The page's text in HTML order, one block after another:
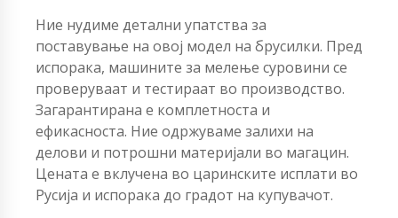
Ние нудиме детални упатства за
поставување на овој модел на брусилки. Пред
испорака, машините за мелење суровини се
проверуваат и тестираат во производство.
Загарантирана е комплетноста и
ефикасноста. Ние одржуваме залихи на
делови и потрошни материјали во магацин.
Цената е вклучена во царинските исплати во
Русија и испорака до градот на купувачот.